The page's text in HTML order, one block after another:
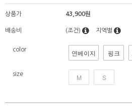
상품가 43,900원
배송비 (조건) 지역별
color 연베이지 핑크
size M S